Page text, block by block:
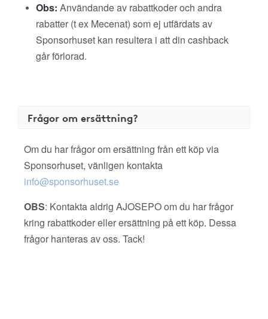
Obs: Användande av rabattkoder och andra
rabatter (t ex Mecenat) som ej utfärdats av
Sponsorhuset kan resultera i att din cashback
går förlorad.
Frågor om ersättning?
Om du har frågor om ersättning från ett köp via
Sponsorhuset, vänligen kontakta
info@sponsorhuset.se
OBS: Kontakta aldrig AJOSEPO om du har frågor
kring rabattkoder eller ersättning på ett köp. Dessa
frågor hanteras av oss. Tack!